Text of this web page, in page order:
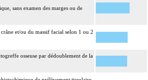
sans examen des marges ou de
et/ou du massif facial selon 1 ou 2
osseuse par dédoublement de la